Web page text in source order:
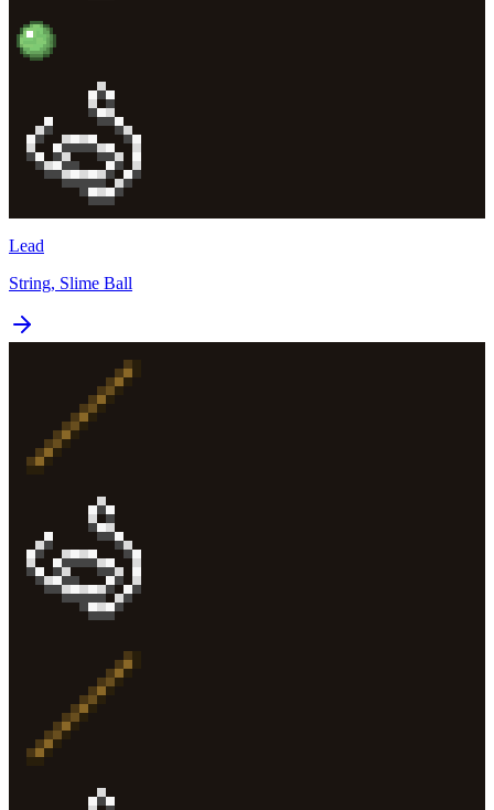
Lead
String, Slime Ball